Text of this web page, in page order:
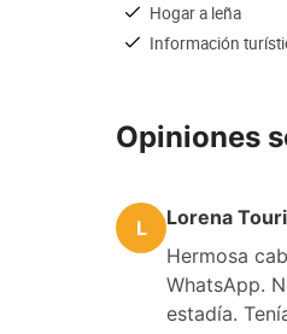
Hogar a leña
Información
Opiniones
L
Lorena
Hermosa
WhatsApp.
estadía.